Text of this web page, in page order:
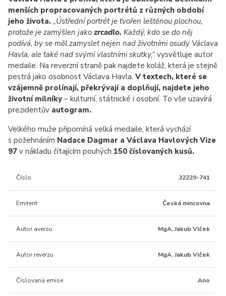
menších propracovaných portrétů z různých období
jeho života. „Ústřední portrét je tvořen leštěnou plochou,
protože je zamýšlen jako zrcadlo. Každý, kdo se do něj
podívá, by se měl zamyslet nejen nad životními osudy Václava
Havla, ale také nad svými vlastními skutky,“ vysvětluje autor
medaile. Na reverzní straně pak najdete koláž, která je stejně
pestrá jako osobnost Václava Havla. V textech, které se
vzájemně prolínají, překrývají a doplňují, najdete jeho
životní milníky – kulturní, státnické i osobní. To vše uzavírá
prezidentův autogram.
Velkého muže připomíná velká medaile, která vychází
s požehnáním Nadace Dagmar a Václava Havlových Vize
97 v nákladu čítajícím pouhých 150 číslovaných kusů.
Číslo 32229-741
Emitent Česká mincovna
Autor averzu MgA. Jakub Vlček
Autor reverzu MgA. Jakub Vlček
Číslovaná emise Ano